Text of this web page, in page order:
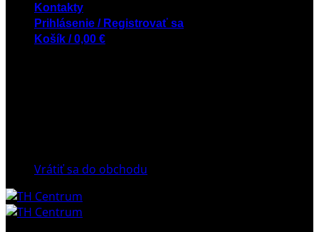
Kontakty
Prihlásenie / Registrovať sa
Košík /0,00 €
Vrátiť sa do obchodu